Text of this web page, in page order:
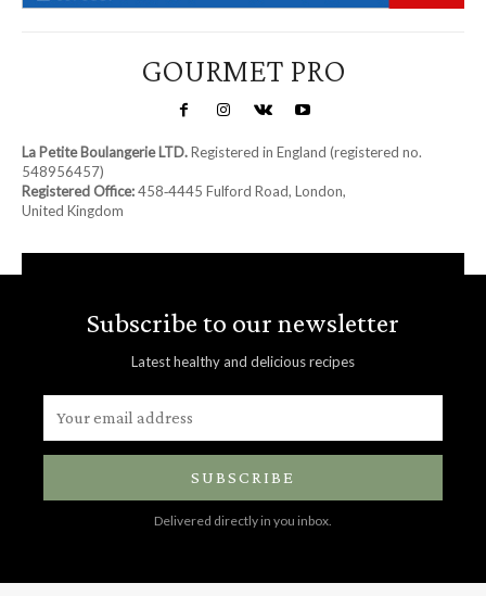
GOURMET PRO
La Petite Boulangerie LTD.Registered in England (registered no.
548956457)
Registered Office:458‑4445 Fulford Road, London,
United Kingdom
Subscribe to our newsletter
Latest healthy and delicious recipes
SUBSCRIBE
Delivered directly in you inbox.